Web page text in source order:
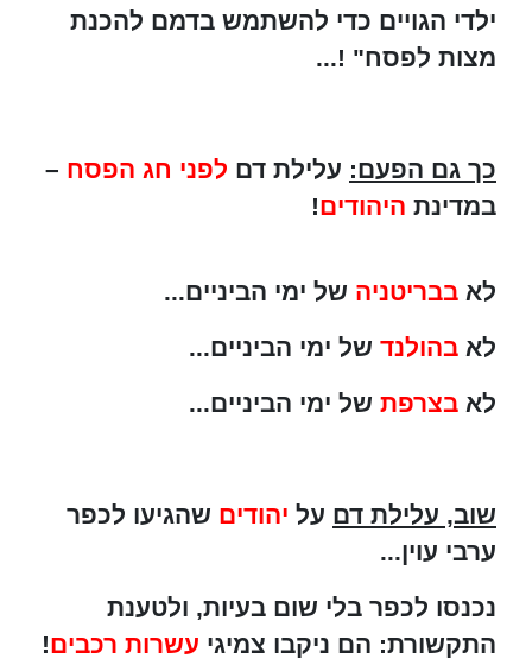
ילדי הגויים כדי להשתמש בדמם להכנת
מצות לפסח" !...
כך גם הפעם: עלילת דם לפני חג הפסח –
במדינת היהודים!
לא בבריטניה של ימי הביניים...
לא בהולנד של ימי הביניים...
לא בצרפת של ימי הביניים...
שוב, עלילת דם על יהודים שהגיעו לכפר
ערבי עוין...
נכנסו לכפר בלי שום בעיות, ולטענת
התקשורת: הם ניקבו צמיגי עשרות רכבים!